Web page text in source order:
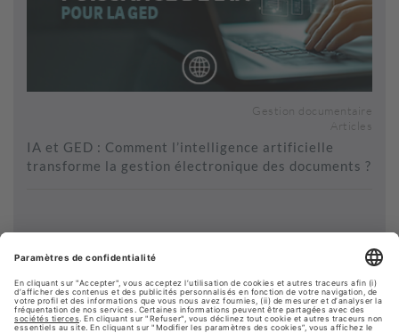
Gestion documentaire
Articles
IA et GED : Comment l’intelligence artificielle
transforme la gestion électronique des documents ?
Voir plus de contenus...